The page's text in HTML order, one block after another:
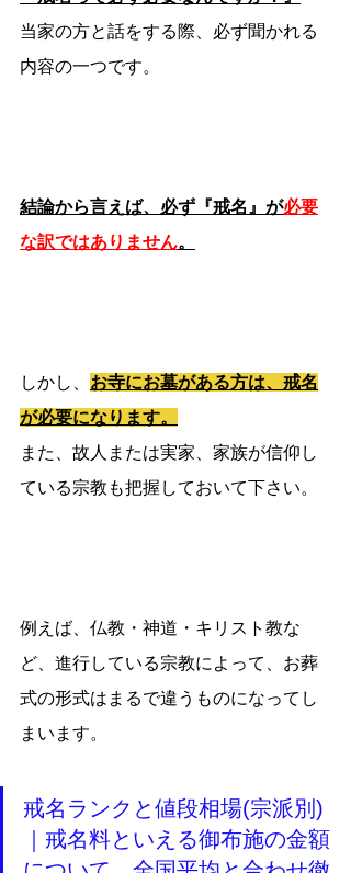
当家の方と話をする際、必ず聞かれる
内容の一つです。
結論から言えば、必ず『戒名』が必要
な訳ではありません。
しかし、 お寺にお墓がある方は、戒名
が必要になります。
また、故人または実家、家族が信仰し
ている宗教も把握しておいて下さい。
例えば、仏教・神道・キリスト教な
ど、進行している宗教によって、お葬
式の形式はまるで違うものになってし
まいます。
戒名ランクと値段相場(宗派別)
｜戒名料といえる御布施の金額